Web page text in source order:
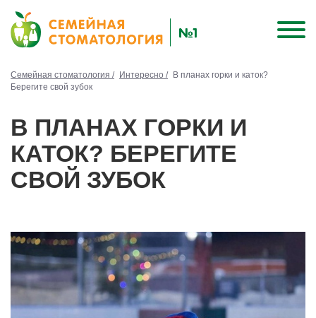
Семейная стоматология / Интересно /
В планах горки и каток?
Берегите свой зубок
В ПЛАНАХ ГОРКИ И
КАТОК? БЕРЕГИТЕ
СВОЙ ЗУБОК